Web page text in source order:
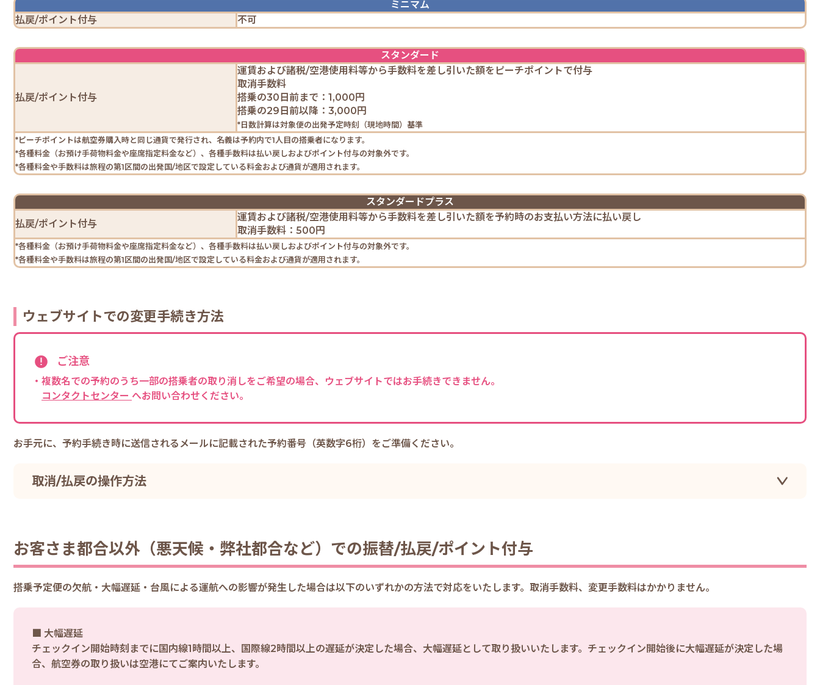
ミニマム
払戻/ポイント付与
不可
スタンダード
払戻/ポイント付与
運賃および諸税/空港使用料等から手数料を差し引いた額をピーチポイントで付与
取消手数料
搭乗の30日前まで：1,000円
搭乗の29日前以降：3,000円
*日数計算は対象便の出発予定時刻（現地時間）基準
*ピーチポイントは航空券購入時と同じ通貨で発行され、名義は予約内で1人目の搭乗者になります。
*各種料金（お預け手荷物料金や座席指定料金など）、各種手数料は払い戻しおよびポイント付与の対象外です。
*各種料金や手数料は旅程の第1区間の出発国/地区で設定している料金および通貨が適用されます。
スタンダードプラス
払戻/ポイント付与
運賃および諸税/空港使用料等から手数料を差し引いた額を予約時のお支払い方法に払い戻し
取消手数料：500円
*各種料金（お預け手荷物料金や座席指定料金など）、各種手数料は払い戻しおよびポイント付与の対象外です。
*各種料金や手数料は旅程の第1区間の出発国/地区で設定している料金および通貨が適用されます。
ウェブサイトでの変更手続き方法
ご注意
・複数名での予約のうち一部の搭乗者の取り消しをご希望の場合、ウェブサイトではお手続きできません。
コンタクトセンター へお問い合わせください。
お手元に、予約手続き時に送信されるメールに記載された予約番号（英数字6桁）をご準備ください。
取消/払戻の操作方法
お客さま都合以外（悪天候・弊社都合など）での振替/払戻/ポイント付与
搭乗予定便の欠航・大幅遅延・台風による運航への影響が発生した場合は以下のいずれかの方法で対応をいたします。取消手数料、変更手数料はかかりません。
■ 大幅遅延
チェックイン開始時刻までに国内線1時間以上、国際線2時間以上の遅延が決定した場合、大幅遅延として取り扱いいたします。チェックイン開始後に大幅遅延が決定した場
合、航空券の取り扱いは空港にてご案内いたします。